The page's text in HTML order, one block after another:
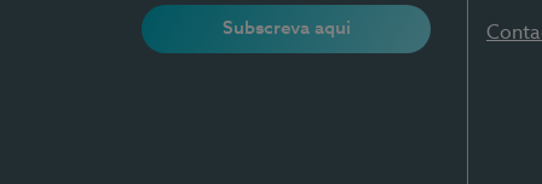
Subscreva aqui